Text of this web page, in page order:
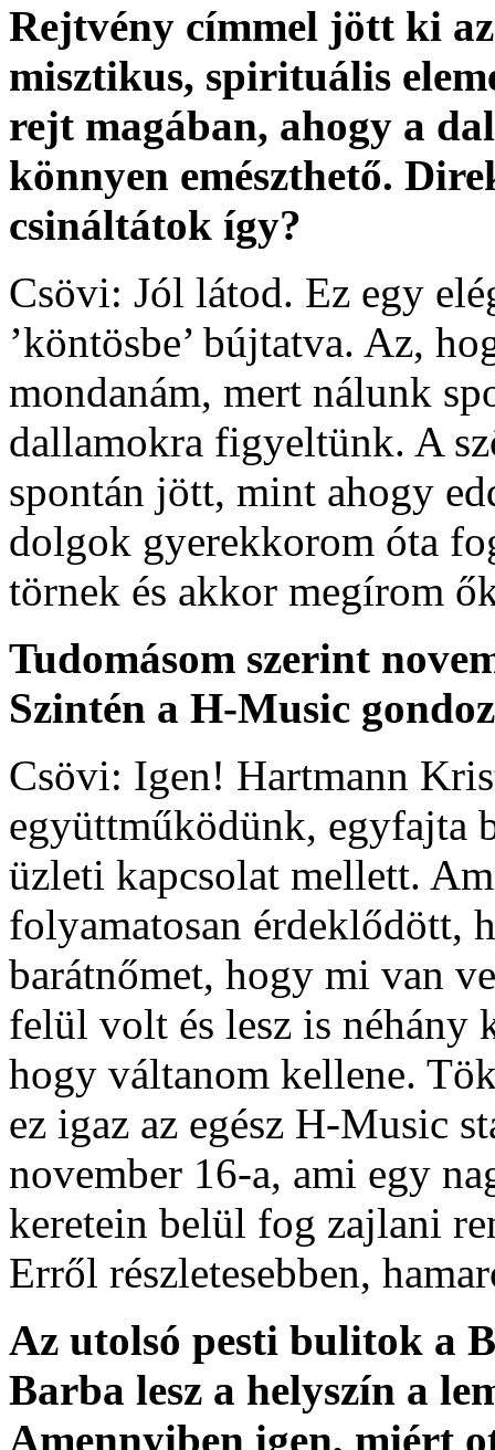
Rejtvény címmel jött ki
misztikus, spirituális
rejt magában, ahogy a
könnyen emészthető.
csináltátok így?
Csövi: Jól látod. Ez egy
’köntösbe’ bújtatva. Az,
mondanám, mert nálunk
dallamokra figyeltünk. A
spontán jött, mint ahogy
dolgok gyerekkorom óta
törnek és akkor megírom
Tudomásom szerint
Szintén a H-Music
Csövi: Igen! Hartmann
együttműködünk, egyfajta
üzleti kapcsolat mellett.
folyamatosan érdeklődött,
barátnőmet, hogy mi van
felül volt és lesz is néhány
hogy váltanom kellene.
ez igaz az egész H-Music
november 16-a, ami egy
keretein belül fog zajlani
Erről részletesebben,
Az utolsó pesti bulitok a
Barba lesz a helyszín a
Amennyiben igen, miért